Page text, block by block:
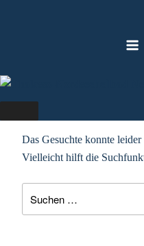
NICHTS GEFUNDEN
Das Gesuchte konnte
Vielleicht hilft die